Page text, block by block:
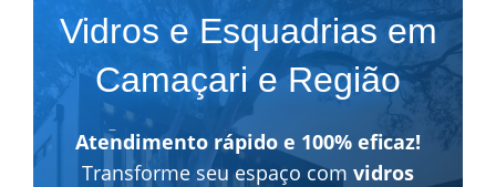
Vidros e Esquadrias em
Camaçari e Região
Atendimento rápido e 100% eficaz!
Transforme seu espaço com vidros